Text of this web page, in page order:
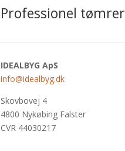
Professionel tømrer
IDEALBYG ApS
info@idealbyg.dk
Skovbovej 4
4800 Nykøbing Falster
CVR 44030217